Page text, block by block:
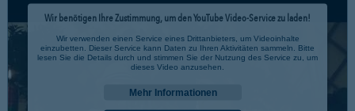
Wir benötigen Ihre Zustimmung, um den YouTube Video-Service zu laden!
Wir verwenden einen Service eines Drittanbieters, um Videoinhalte
einzubetten. Dieser Service kann Daten zu Ihren Aktivitäten sammeln. Bitte
lesen Sie die Details durch und stimmen Sie der Nutzung des Service zu, um
dieses Video anzusehen.
Mehr Informationen